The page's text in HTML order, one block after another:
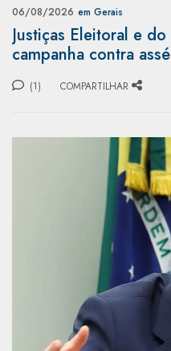
06/08/2026 em Gerais
Justiças Eleitoral e
campanha contra
(1) COMPARTILHAR